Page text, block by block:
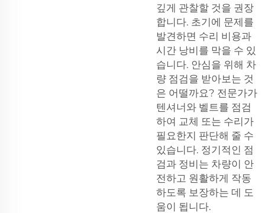
깊게 관찰할 것을 권장
합니다. 초기에 문제를
발견하면 수리 비용과
시간 낭비를 막을 수 있
습니다. 안심을 위해 차
량 점검을 받아보는 것
은 어떨까요? 전문가가
텐셔너와 벨트를 점검
하여 교체 또는 수리가
필요한지 판단해 줄 수
있습니다. 정기적인 점
검과 정비는 차량이 안
전하고 원활하게 작동
하도록 보장하는 데 도
움이 됩니다.